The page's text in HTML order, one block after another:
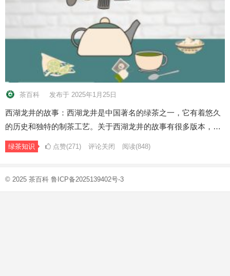
茶百科 发布于 2025年1月25日
西湖龙井的故事：西湖龙井是中国著名的绿茶之一，它有着悠久
的历史和独特的制茶工艺。关于西湖龙井的故事有很多版本，…
绿茶知识 点赞(271) 评论关闭 阅读(848)
© 2025 茶百科 鲁ICP备2025139402号-3